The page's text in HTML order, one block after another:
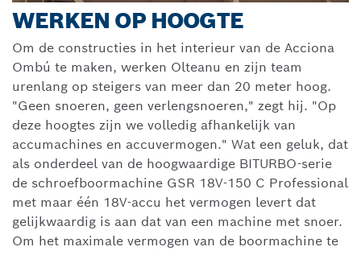
WERKEN OP HOOGTE
Om de constructies in het interieur van de Acciona
Ombú te maken, werken Olteanu en zijn team
urenlang op steigers van meer dan 20 meter hoog.
"Geen snoeren, geen verlengsnoeren," zegt hij. "Op
deze hoogtes zijn we volledig afhankelijk van
accumachines en accuvermogen." Wat een geluk, dat
als onderdeel van de hoogwaardige BITURBO-serie
de schroefboormachine GSR 18V-150 C Professional
met maar één 18V-accu het vermogen levert dat
gelijkwaardig is aan dat van een machine met snoer.
Om het maximale vermogen van de boormachine te